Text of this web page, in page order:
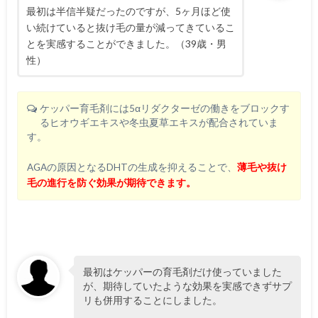
最初は半信半疑だったのですが、5ヶ月ほど使
い続けていると抜け毛の量が減ってきているこ
とを実感することができました。（39歳・男
性）
ケッパー育毛剤には5αリダクターゼの働きをブロックす
るヒオウギエキスや冬虫夏草エキスが配合されていま
す。
AGAの原因となるDHTの生成を抑えることで、薄毛や抜け
毛の進行を防ぐ効果が期待できます。
最初はケッパーの育毛剤だけ使っていました
が、期待していたような効果を実感できずサプ
リも併用することにしました。